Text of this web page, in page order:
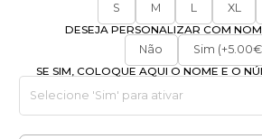
S
M L XL
DESEJA PERSONALIZAR COM
Não
Sim
SE SIM, COLOQUE AQUI O NOME E O